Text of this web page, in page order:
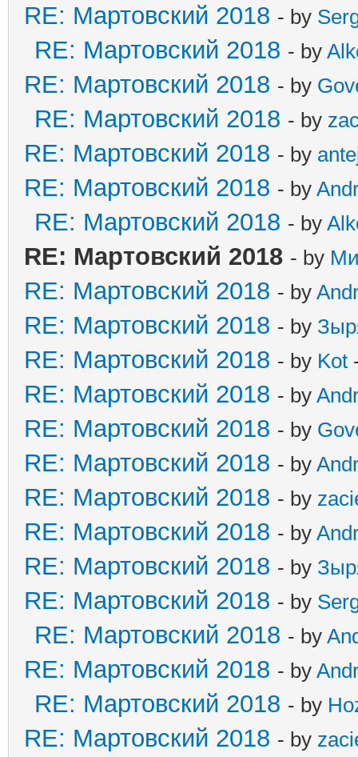
RE: Мартовский 2018 - by
RE: Мартовский 2018 - by
RE: Мартовский 2018 - by
RE: Мартовский 2018 - by
RE: Мартовский 2018 - by
RE: Мартовский 2018 - by
RE: Мартовский 2018 - by
RE: Мартовский 2018 - by
RE: Мартовский 2018 - by
RE: Мартовский 2018 - by
RE: Мартовский 2018 - by Kot
RE: Мартовский 2018 - by
RE: Мартовский 2018 - by
RE: Мартовский 2018 - by
RE: Мартовский 2018 - by
RE: Мартовский 2018 - by
RE: Мартовский 2018 - by
RE: Мартовский 2018 - by
RE: Мартовский 2018 - by
RE: Мартовский 2018 - by
RE: Мартовский 2018 - by
RE: Мартовский 2018 - by